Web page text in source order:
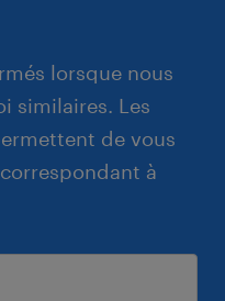
lorsque nous
similaires. Les
de vous
à